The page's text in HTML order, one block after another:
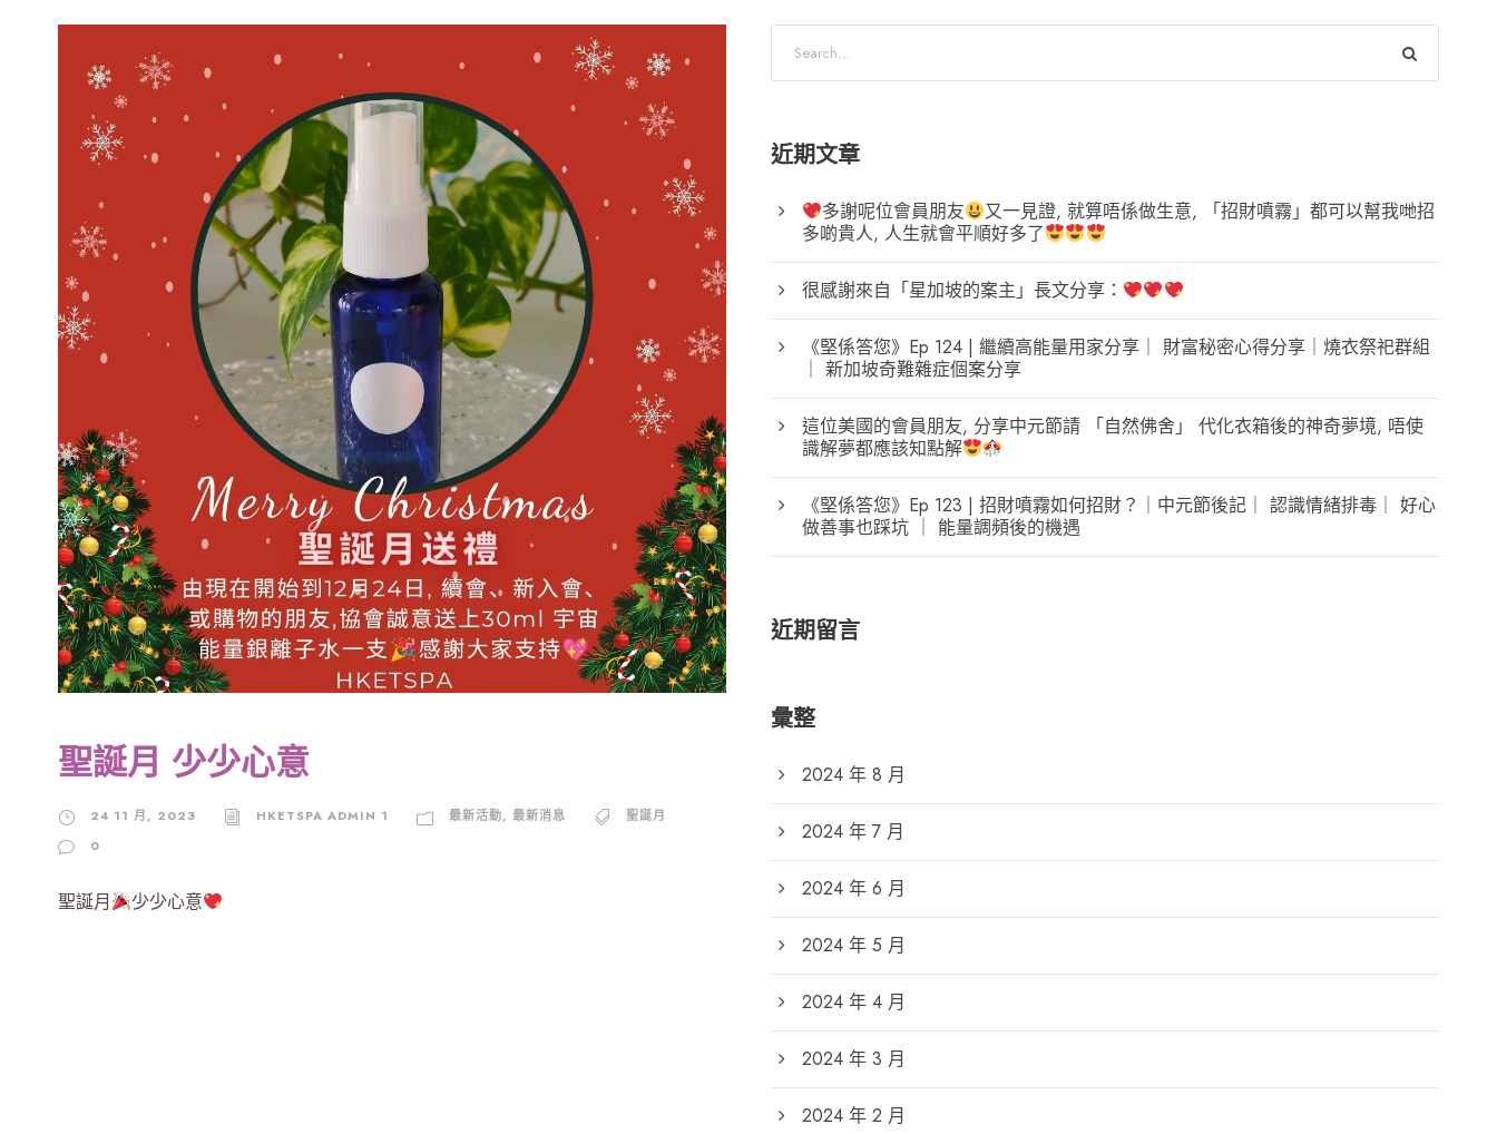
聖誕月 少少心意
24 11 月, 2023 HKETSPA ADMIN 1 最新活動, 最新消息
聖誕月
0
聖誕月 少少心意
近期文章
多謝呢位會員朋友
又一見證, 就算唔係做生意, 「招財噴霧」都可以幫我哋招
多啲貴人, 人生就會平順好多了
很感謝來自「星加坡的案主」長文分享：
《堅係答您》Ep 124 | 繼續高能量用家分享｜ 財富秘密心得分享｜燒衣祭祀群組
｜ 新加坡奇難雜症個案分享
這位美國的會員朋友, 分享中元節請 「自然佛舍」 代化衣箱後的神奇夢境, 唔使
識解夢都應該知點解
《堅係答您》Ep 123 | 招財噴霧如何招財？｜中元節後記｜ 認識情緒排毒｜ 好心
做善事也踩坑 ｜ 能量調頻後的機遇
近期留言
彙整
2024 年 8 月
2024 年 7 月
2024 年 6 月
2024 年 5 月
2024 年 4 月
2024 年 3 月
2024 年 2 月